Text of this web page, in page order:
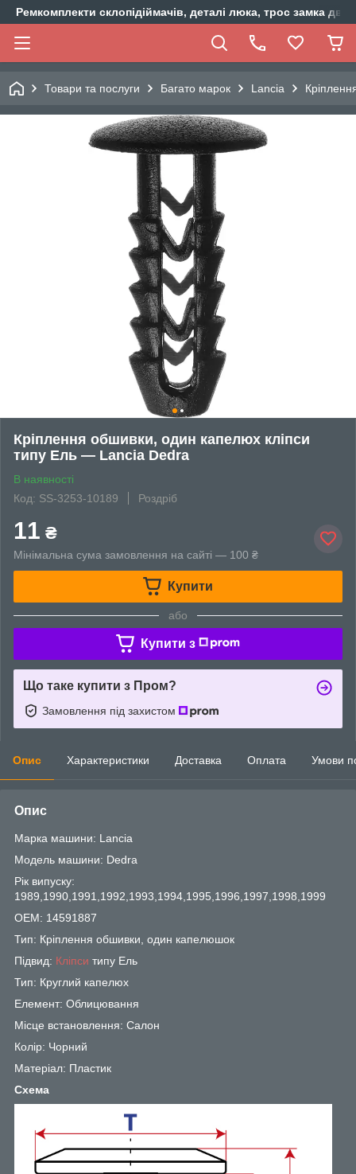
Ремкомплекти склопідіймачів, деталі люка, трос замка
Товари та послуги Багато марок Lancia
Кріплення обшивки, один капелюх кліпси
типу Ель — Lancia Dedra
В наявності
Код: SS-3253-10189
Роздріб
11 ₴
Мінімальна сума замовлення на сайті — 100 ₴
Купити
або
Купити з
Що таке купити з Пром?
Замовлення під захистом
Опис Характеристики Доставка Оплата Умови
Опис
Марка машини: Lancia
Модель машини: Dedra
Рік випуску:
1989,1990,1991,1992,1993,1994,1995,1996,1997,1998,1999
OEM: 14591887
Тип: Кріплення обшивки, один капелюшок
Підвид: Кліпси типу Ель
Тип: Круглий капелюх
Елемент: Облицювання
Місце встановлення: Салон
Колір: Чорний
Матеріал: Пластик
Схема